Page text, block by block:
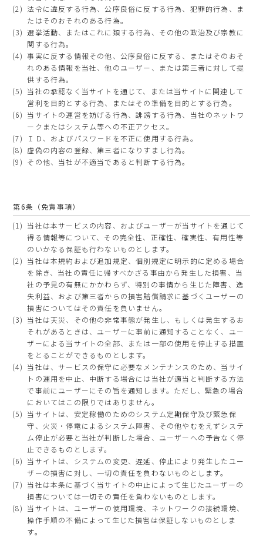
法令に違反する行為、公序良俗に反する行為、犯罪的行為、ま
たはそのおそれのある行為。
選挙活動、またはこれに類する行為、その他の政治及び宗教に
関する行為。
事実に反する情報その他、公序良俗に反する、またはそのおそ
れのある情報を当社、他のユーザー、または第三者に対して提
供する行為。
当社の承認なく当サイトを通じて、または当サイトに関連して
営利を目的とする行為、またはその準備を目的とする行為。
当サイトの運営を妨げる行為、誹謗する行為、当社のネットワ
ークまたはシステム等への不正アクセス。
ＩＤ、およびパスワ－ドを不正に使用する行為。
虚偽の内容の登録、第三者になりすまし行為。
その他、当社が不適当であると判断する行為。
第6条（免責事項）
当社は本サービスの内容、およびユーザーが当サイトを通じて
得る情報等について、その完全性、正確性、確実性、有用性等
のいかなる保証も行わないものとします。
当社は本規約および追加規定、個別規定に明示的に定める場合
を除き、当社の責任に帰すべかざる事由から発生した損害、当
社の予見の有無にかかわらず、特別の事情から生じた障害、逸
失利益、および第三者からの損害賠償請求に基づくユーザーの
損害についてはその責任を負いません。
当社は天災、その他の非常事態が発生し、もしくは発生するお
それがあるときは、ユーザーに事前に通知することなく、ユー
ザーによる当サイトの全部、または一部の使用を停止する措置
をとることができるものとします。
当社は、サービスの保守に必要なメンテナンスのため、当サイ
トの運用を中止、中断する場合には当社が適当と判断する方法
で事前にユーザーにその旨を通知します。ただし、緊急の場合
においてはこの限りではありません。
当サイトは、安定稼働のためのシステム定期保守及び緊急保
守、火災・停電によるシステム障害、その他やむをえずシステ
ム停止が必要と当社が判断した場合、ユーザーへの予告なく停
止できるものとします。
当サイトは、システムの変更、遅延、停止により発生したユー
ザーの損害に対し、一切の責任を負わないものとします。
当社は本条に基づく当サイトの中止によって生じたユーザーの
損害については一切その責任を負わないものとします。
当サイトは、ユーザーの使用環境、ネットワークの接続環境、
操作手順の不備によって生じた損害は保証しないものとしま
す。